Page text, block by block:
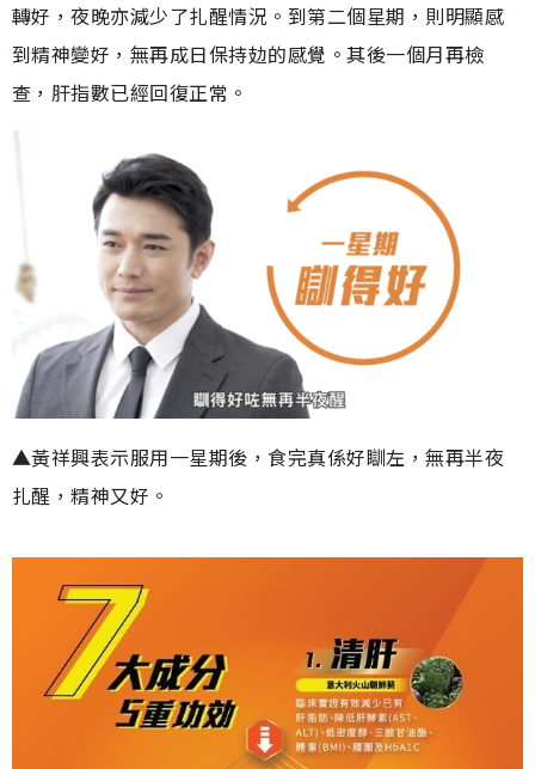
轉好，夜晚亦減少了扎醒情況。到第二個星期，則明顯感
到精神變好，無再成日保持攰的感覺。其後一個月再檢
查，肝指數已經回復正常。
▲黃祥興表示服用一星期後，食完真係好瞓左，無再半夜
扎醒，精神又好。